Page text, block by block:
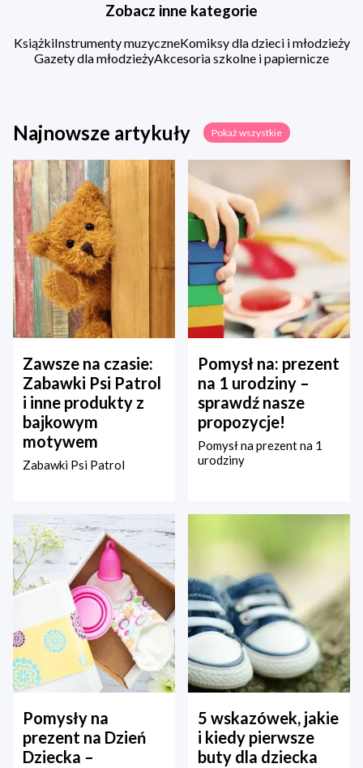
Zobacz inne kategorie
KsiążkiInstrumenty muzyczneKomiksy dla dzieci i młodzieży
Gazety dla młodzieżyAkcesoria szkolne i papiernicze
Najnowsze artykuły Pokaż wszystkie
Zawsze na czasie:
Zabawki Psi Patrol
i inne produkty z
bajkowym
motywem
Zabawki Psi Patrol
Pomysł na: prezent
na 1 urodziny –
sprawdź nasze
propozycje!
Pomysł na prezent na 1
urodziny
Pomysły na
prezent na Dzień
Dziecka –
5 wskazówek, jakie
i kiedy pierwsze
buty dla dziecka